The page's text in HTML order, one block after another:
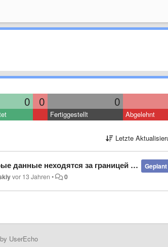
0 0 0
Fertiggestellt Abgelehnt
Letzte
Geplant
нет возможности увеличить размер окна конкретного суда
vor 13 Jahren • 0
UserEcho